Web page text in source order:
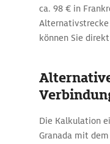
ca. 98 € in
Alternativstrecke
können Sie
Die Kalkulation
Granada mit